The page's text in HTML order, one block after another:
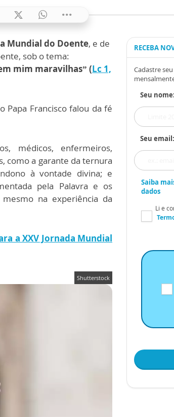
Mundial do Doente, e de
sob o tema:
mim maravilhas” (Lc 1,
Papa Francisco falou da fé
médicos, enfermeiros,
como a garante da ternura
à vontade divina; e
pela Palavra e os
na experiência da
a XXV Jornada Mundial
Shutterstock
RECEBA
Cadastre
Seu nome:
Seu email:
Saiba
dados
Li e